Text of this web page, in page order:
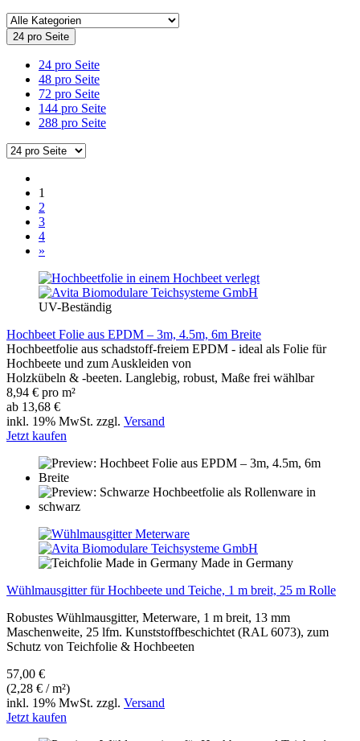
24 pro Seite
24 pro Seite
48 pro Seite
72 pro Seite
144 pro Seite
288 pro Seite
1
2
3
4
»
UV-Beständig
Hochbeet Folie aus EPDM – 3m, 4.5m, 6m Breite
Hochbeetfolie aus schadstoff-freiem EPDM - ideal als Folie für
Hochbeete und zum Auskleiden von
Holzkübeln & -beeten. Langlebig, robust, Maße frei wählbar
8,94 € pro m²
ab 13,68 €
inkl. 19% MwSt. zzgl. Versand
Jetzt kaufen
Made in Germany
Wühlmausgitter für Hochbeete und Teiche, 1 m breit, 25 m Rolle
Robustes Wühlmausgitter, Meterware, 1 m breit, 13 mm
Maschenweite, 25 lfm. Kunststoffbeschichtet (RAL 6073), zum
Schutz von Teichfolie & Hochbeeten
57,00 €
(2,28 € / m²)
inkl. 19% MwSt. zzgl. Versand
Jetzt kaufen